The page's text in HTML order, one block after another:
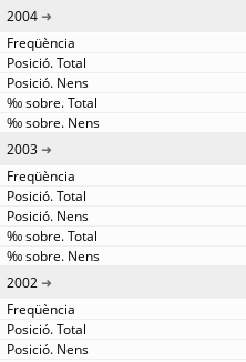
2004
2003
2002